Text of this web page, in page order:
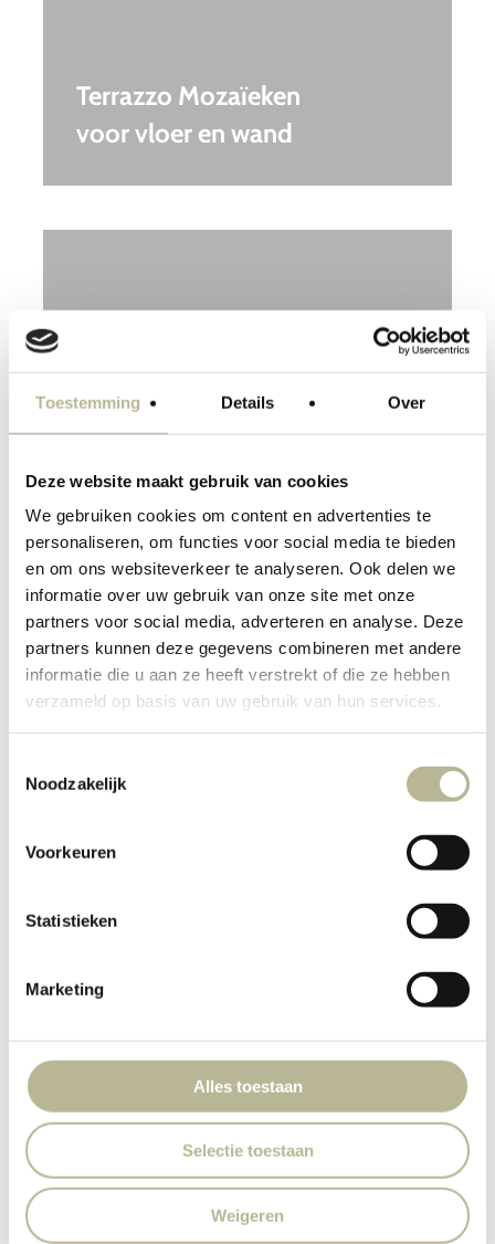
Toestemming Details Over
Deze website maakt gebruik van cookies
We gebruiken cookies om content en advertenties te
personaliseren, om functies voor social media te bieden
en om ons websiteverkeer te analyseren. Ook delen we
informatie over uw gebruik van onze site met onze
partners voor social media, adverteren en analyse. Deze
partners kunnen deze gegevens combineren met andere
informatie die u aan ze heeft verstrekt of die ze hebben
verzameld op basis van uw gebruik van hun services.
Noodzakelijk
Voorkeuren
Statistieken
Marketing
Alles toestaan
Selectie toestaan
Weigeren
Terrazzo Mozaïeken
voor vloer en wand
Venice, terrazzo vloer-
en wandtegel
Palladio, wand- en
vloertegel